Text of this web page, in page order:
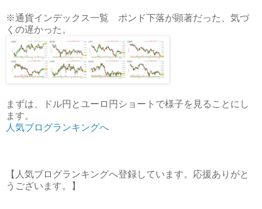
※通貨インデックス一覧 ポンド下落が顕著だった、気づ
くの遅かった。
まずは、ドル円とユーロ円ショートで様子を見ることにし
ます。
人気ブログランキングへ
【人気ブログランキングへ登録しています。応援ありがと
うございます。】